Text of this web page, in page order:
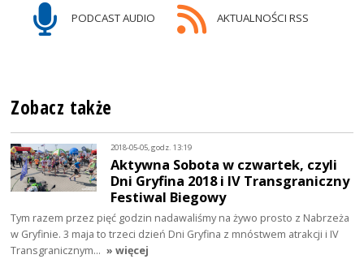
PODCAST AUDIO AKTUALNOŚCI RSS
Zobacz także
2018-05-05, godz. 13:19
Aktywna Sobota w czwartek, czyli
Dni Gryfina 2018 i IV Transgraniczny
Festiwal Biegowy
Tym razem przez pięć godzin nadawaliśmy na żywo prosto z Nabrzeża
w Gryfinie. 3 maja to trzeci dzień Dni Gryfina z mnóstwem atrakcji i IV
Transgranicznym… » więcej